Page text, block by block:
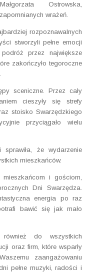
Ostrowska,
wrażeń.
rozpoznawalnych
stworzyli pełne emocji
podróż przez największe
zakończyło tegoroczne
sceniczne. Przez cały
cieszyły się strefy
stoisko Swarzędzkiego
przyciągało wielu
sprawiła, że wydarzenie
mieszkańców.
mieszkańcom i gościom,
Dni Swarzędza.
energia po raz
bawić się jak mało
również do wszystkich
oraz firm, które wsparły
zaangażowaniu
pełne muzyki, radości i